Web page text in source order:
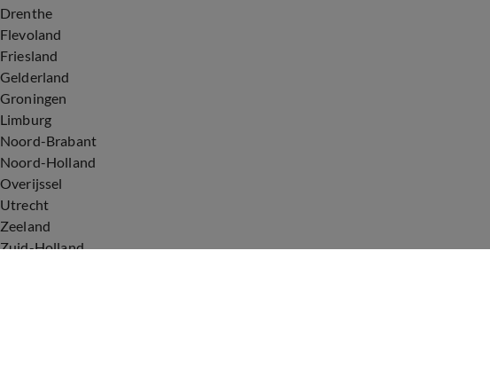
Drenthe
Flevoland
Friesland
Gelderland
Groningen
Limburg
Noord-Brabant
Noord-Holland
Overijssel
Utrecht
Zeeland
Zuid-Holland